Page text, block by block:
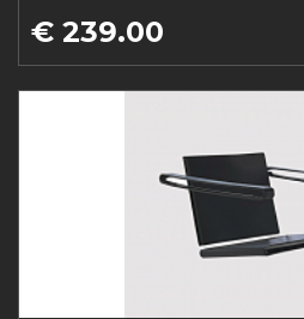
€ 239.00